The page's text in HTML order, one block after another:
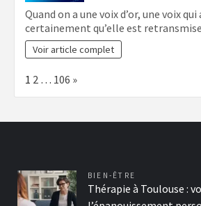
Quand on a une voix d’or, une voix
certainement qu’elle est
Voir article complet
Page:
1 2 … 106 Next
»
BIEN-ÊTRE
Thérapie à Toulouse :